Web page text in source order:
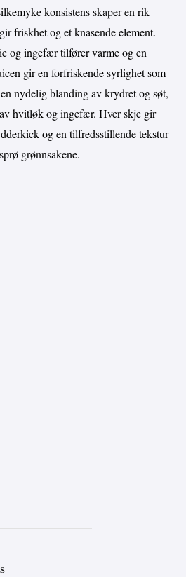
konsistens skaper en rik
friskhet og et knasende element.
og ingefær tilfører varme og en
gir en forfriskende syrlighet som
nydelig blanding av krydret og søt,
hvitløk og ingefær. Hver skje gir
og en tilfredsstillende tekstur
grønnsakene.